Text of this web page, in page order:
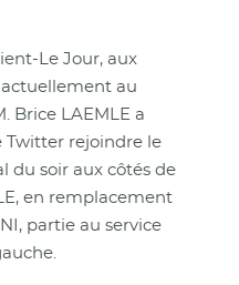
Le Jour, aux
actuellement au
Brice LAEMLE a
Twitter rejoindre le
du soir aux côtés de
en remplacement
partie au service